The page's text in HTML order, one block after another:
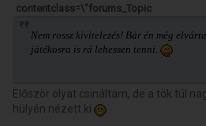
contentclass=\"forums_Topic
Nem rossz kivitelezés! Bár én még
játékosra is rá lehessen tenni.
Először olyat csináltam, de a tök túl
hülyén nézett ki